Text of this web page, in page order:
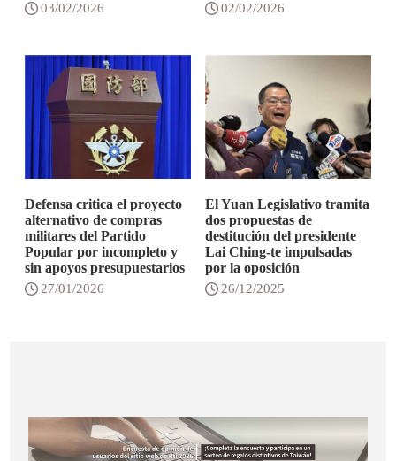
03/02/2026 02/02/2026
Defensa critica el proyecto
alternativo de compras
militares del Partido
Popular por incompleto y
sin apoyos presupuestarios
27/01/2026
El Yuan Legislativo tramita
dos propuestas de
destitución del presidente
Lai Ching-te impulsadas
por la oposición
26/12/2025